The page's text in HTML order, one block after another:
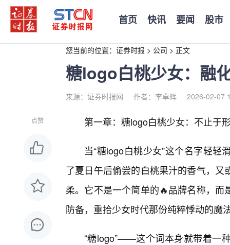
首页 快讯 要闻 股市
您当前的位置： 证券时报 > 公司 > 正文
糖logo白桃少女：融
来源：证券时报网 作者：李卓辉 2026-02-07
点赞 第一章：糖logo白桃少女：不止于
当“糖logo白桃少女”这个名字轻
了夏日午后偷尝的白桃果汁的香气，
柔。它不是一个简单的🔥品牌名称，
防备，重拾少女时代那份纯粹悸动的魔
“糖logo”——这个词本身就带着一